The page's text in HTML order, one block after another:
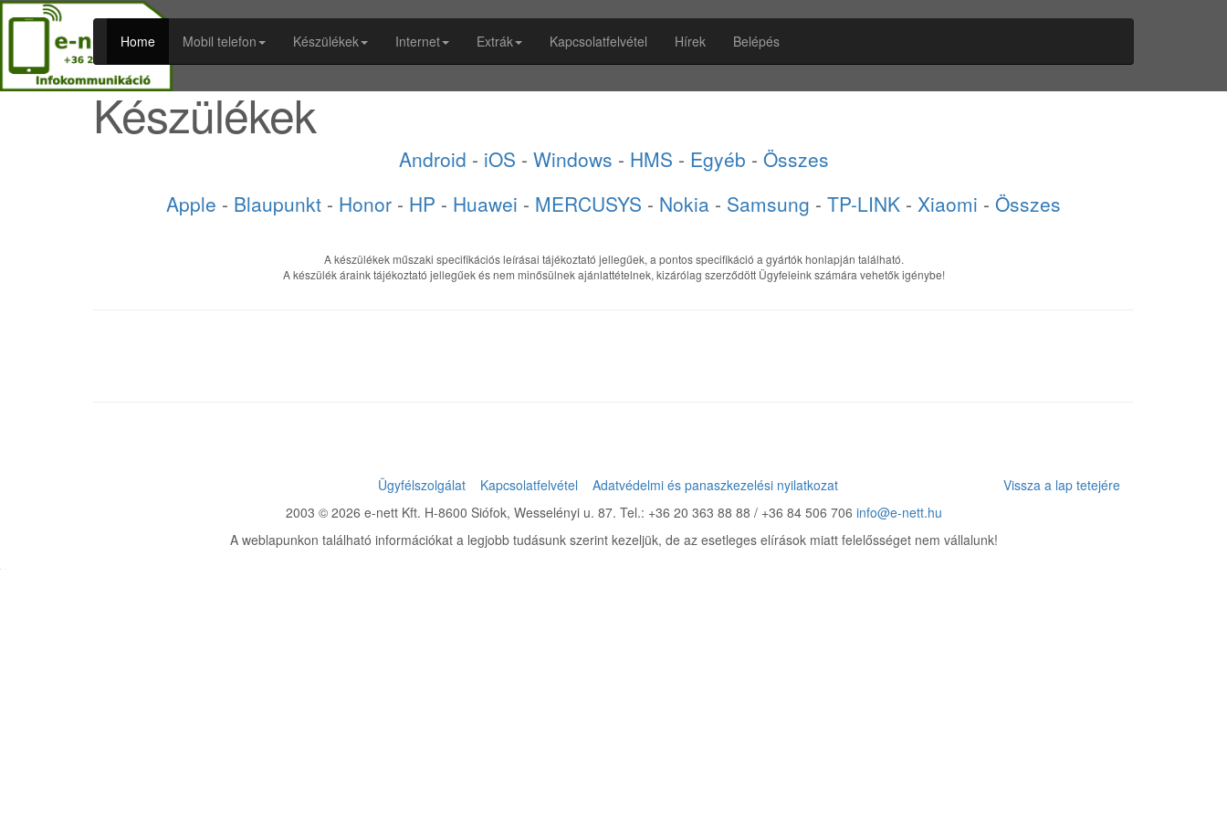
Home Mobil telefon Készülékek Internet Extrák Kapcsolatfelvétel Hírek Belépés
Készülékek
Android - iOS - Windows - HMS - Egyéb - Összes
Apple - Blaupunkt - Honor - HP - Huawei - MERCUSYS - Nokia - Samsung - TP-LINK - Xiaomi - Összes
A készülékek műszaki specifikációs leírásai tájékoztató jellegűek, a pontos specifikáció a gyártók honlapján található.
A készülék áraink tájékoztató jellegűek és nem minősülnek ajánlattételnek, kizárólag szerződött Ügyfeleink számára vehetők igénybe!
Ügyfélszolgálat Kapcsolatfelvétel Adatvédelmi és panaszkezelési nyilatkozat
Vissza a lap tetejére
2003 © 2026 e-nett Kft. H-8600 Siófok, Wesselényi u. 87. Tel.: +36 20 363 88 88 / +36 84 506 706 info@e-nett.hu
A weblapunkon található információkat a legjobb tudásunk szerint kezeljük, de az esetleges elírások miatt felelősséget nem vállalunk!